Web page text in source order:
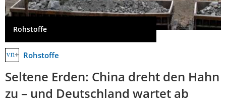
Rohstoffe
Rohstoffe
Seltene Erden: China dreht den Hahn
zu – und Deutschland wartet ab